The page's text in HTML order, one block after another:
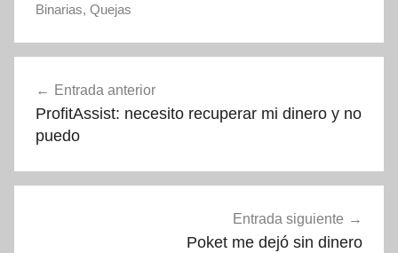
Binarias, Quejas
de
entradas
Entrada anterior
ProfitAssist: necesito recuperar mi dinero y no
puedo
Entrada siguiente
Poket me dejó sin dinero